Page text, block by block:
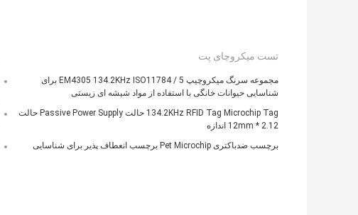
تست میکروچای پت
مجموعه سرنگ میکروچیپ EM4305 134.2KHz ISO11784 / 5 برای
شناسایی حیوانات خانگی با استفاده از مواد شیشه ای زیستی
134.2KHz RFID Tag Microchip Tag حالت Passive Power Supply حالت
2.12 * 12mm اندازه
برچسب ضدباکتری Pet Microchip برچسب انعطاف پذیر برای شناسایی